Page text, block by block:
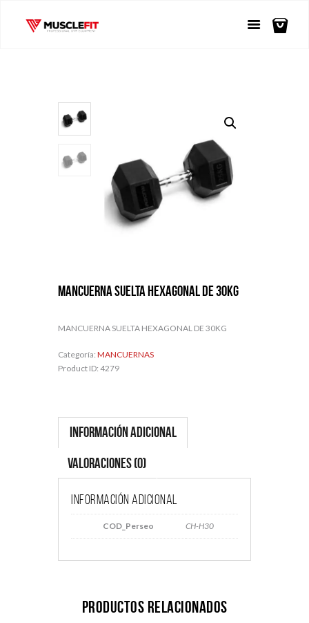
MANCUERNA SUELTA HEXAGONAL DE 30KG
MANCUERNA SUELTA HEXAGONAL DE 30KG
Categoría: MANCUERNAS
Product ID: 4279
Información adicional
Valoraciones (0)
Información adicional
COD_Perseo CH-H30
Productos relacionados